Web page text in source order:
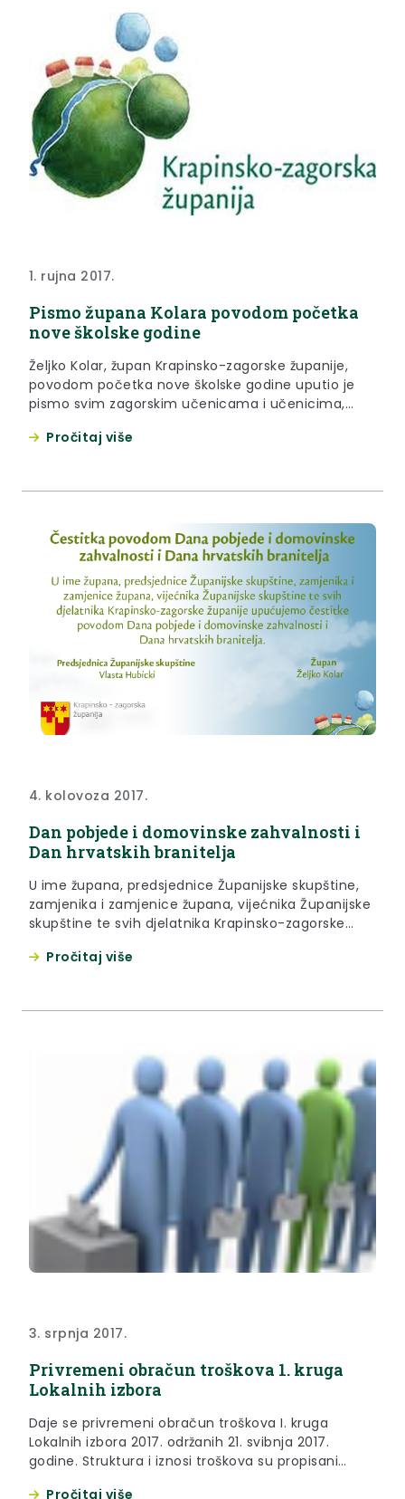
1. rujna 2017.
Pismo župana Kolara povodom početka
nove školske godine
Željko Kolar, župan Krapinsko-zagorske županije,
povodom početka nove školske godine uputio je
pismo svim zagorskim učenicama i učenicima,
Pročitaj više
4. kolovoza 2017.
Dan pobjede i domovinske zahvalnosti i
Dan hrvatskih branitelja
U ime župana, predsjednice Županijske skupštine,
zamjenika i zamjenice župana, vijećnika Županijske
skupštine te svih djelatnika Krapinsko-zagorske
pobjede i domovinske zahvalnosti i Dana hrvatskih
Pročitaj više
3. srpnja 2017.
Privremeni obračun troškova 1. kruga
Lokalnih izbora
Daje se privremeni obračun troškova I. kruga
Lokalnih izbora 2017. održanih 21. svibnja 2017.
godine. Struktura i iznosi troškova su propisani
Pročitaj više